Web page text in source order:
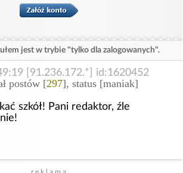
jest w trybie "tylko dla zalogowanych".
[91.236.172.*] id:1620452
postów [297], status [maniak]
szkół! Pani redaktor, źle